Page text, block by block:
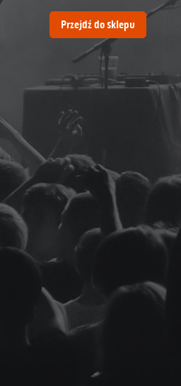
Przejdź do sklepu